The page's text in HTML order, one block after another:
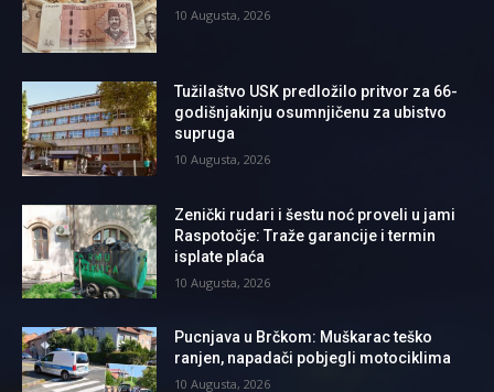
10 Augusta, 2026
Tužilaštvo USK predložilo pritvor za 66-
godišnjakinju osumnjičenu za ubistvo
supruga
10 Augusta, 2026
Zenički rudari i šestu noć proveli u jami
Raspotočje: Traže garancije i termin
isplate plaća
10 Augusta, 2026
Pucnjava u Brčkom: Muškarac teško
ranjen, napadači pobjegli motociklima
10 Augusta, 2026